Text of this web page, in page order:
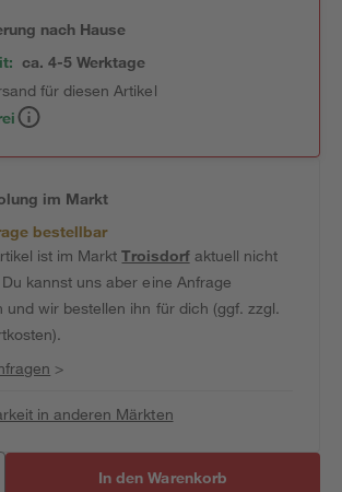
nach Hause
ca. 4-5 Werktage
für diesen Artikel
im Markt
bestellbar
ist im MarktTroisdorfaktuell nicht
kannst uns aber eine Anfrage
und wir bestellen ihn für dich (ggf. zzgl.
>
in anderen Märkten
In den Warenkorb